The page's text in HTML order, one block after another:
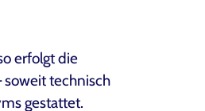
erfolgt die
soweit technisch
gestattet.